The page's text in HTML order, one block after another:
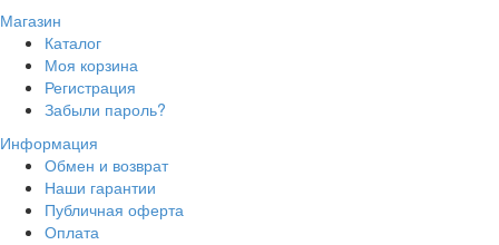
Магазин
Каталог
Моя корзина
Регистрация
Забыли пароль?
Информация
Обмен и возврат
Наши гарантии
Публичная оферта
Оплата